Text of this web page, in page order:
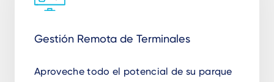
Gestión Remota de Terminales
Aproveche todo el potencial de su parque